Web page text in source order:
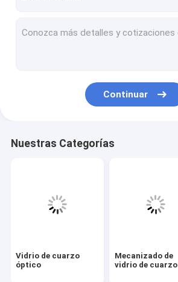
Tubo de vidrio de borosilicato
Piezas de repuesto para láser
Aparato de cuarzo
Piezas de vidrio personalizadas
Continuar
Nuestras Categorías
Vidrio de cuarzo
óptico
Mecanizado de
vidrio de cuarzo